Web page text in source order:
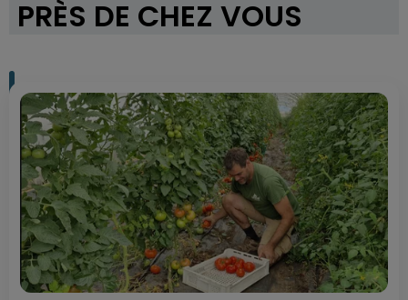
PRÈS DE CHEZ VOUS